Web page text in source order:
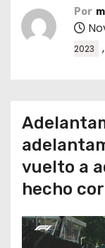
Por
2023
,
vuelto a
hecho